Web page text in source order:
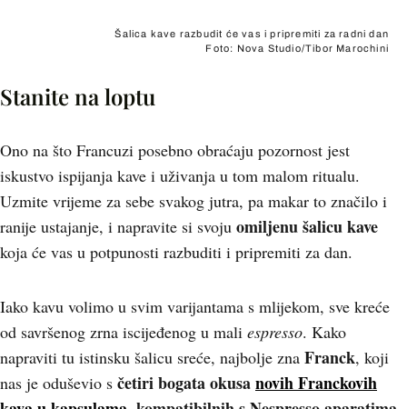
Šalica kave razbudit će vas i pripremiti za radni dan
Foto: Nova Studio/Tibor Marochini
Stanite na loptu
Ono na što Francuzi posebno obraćaju pozornost jest
iskustvo ispijanja kave i uživanja u tom malom ritualu.
Uzmite vrijeme za sebe svakog jutra, pa makar to značilo i
ranije ustajanje, i napravite si svoju omiljenu šalicu kave
koja će vas u potpunosti razbuditi i pripremiti za dan.
Iako kavu volimo u svim varijantama s mlijekom, sve kreće
od savršenog zrna iscijeđenog u mali espresso. Kako
napraviti tu istinsku šalicu sreće, najbolje zna Franck, koji
nas je oduševio s četiri bogata okusanovih Franckovih